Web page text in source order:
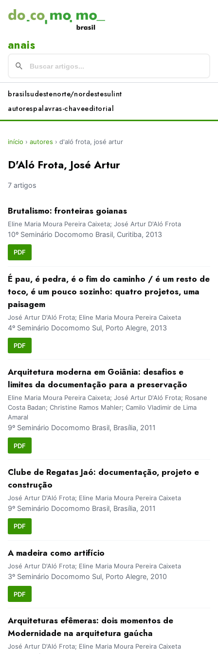
anais
brasilsudestenorte/nordestesulint
autorespalavras-chaveeditorial
início › autores › d'aló frota, josé artur
D'Aló Frota, José Artur
7 artigos
Brutalismo: fronteiras goianas
Eline Maria Moura Pereira Caixeta; José Artur D'Aló Frota
10º Seminário Docomomo Brasil, Curitiba, 2013
PDF
É pau, é pedra, é o fim do caminho / é um resto de
toco, é um pouco sozinho: quatro projetos, uma
paisagem
José Artur D'Aló Frota; Eline Maria Moura Pereira Caixeta
4º Seminário Docomomo Sul, Porto Alegre, 2013
PDF
Arquitetura moderna em Goiânia: desafios e
limites da documentação para a preservação
Eline Maria Moura Pereira Caixeta; José Artur D'Aló Frota; Rosane
Costa Badan; Christine Ramos Mahler; Camilo Vladimir de Lima
Amaral
9º Seminário Docomomo Brasil, Brasília, 2011
PDF
Clube de Regatas Jaó: documentação, projeto e
construção
José Artur D'Aló Frota; Eline Maria Moura Pereira Caixeta
9º Seminário Docomomo Brasil, Brasília, 2011
PDF
A madeira como artifício
José Artur D'Aló Frota; Eline Maria Moura Pereira Caixeta
3º Seminário Docomomo Sul, Porto Alegre, 2010
PDF
Arquiteturas efêmeras: dois momentos de
Modernidade na arquitetura gaúcha
José Artur D'Aló Frota; Eline Maria Moura Pereira Caixeta